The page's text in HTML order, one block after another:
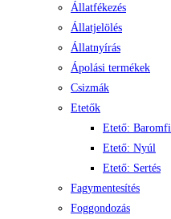
Állatfékezés
Állatjelölés
Állatnyírás
Ápolási termékek
Csizmák
Etetők
Etető: Baromfi
Etető: Nyúl
Etető: Sertés
Fagymentesítés
Foggondozás